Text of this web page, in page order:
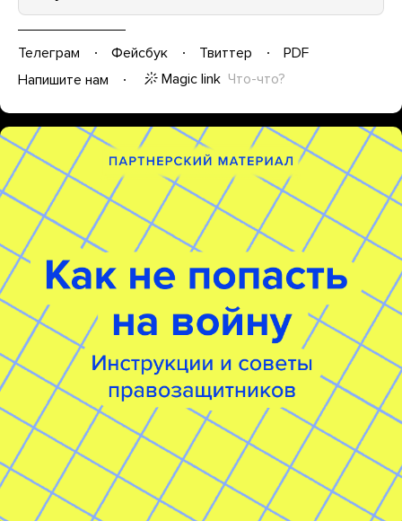
Телеграм Фейсбук Твиттер
PDF
Напишите нам
Magic link Что-что?